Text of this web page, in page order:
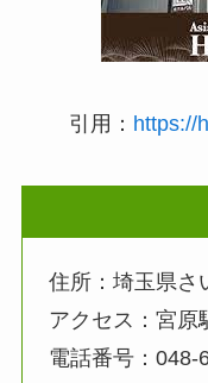
引用： https://
住所：埼玉県さ
アクセス：宮原
電話番号：048-